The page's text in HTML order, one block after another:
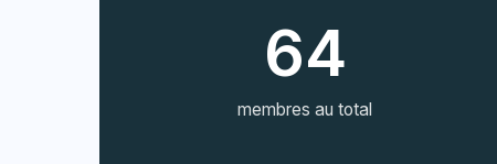
64
membres au total